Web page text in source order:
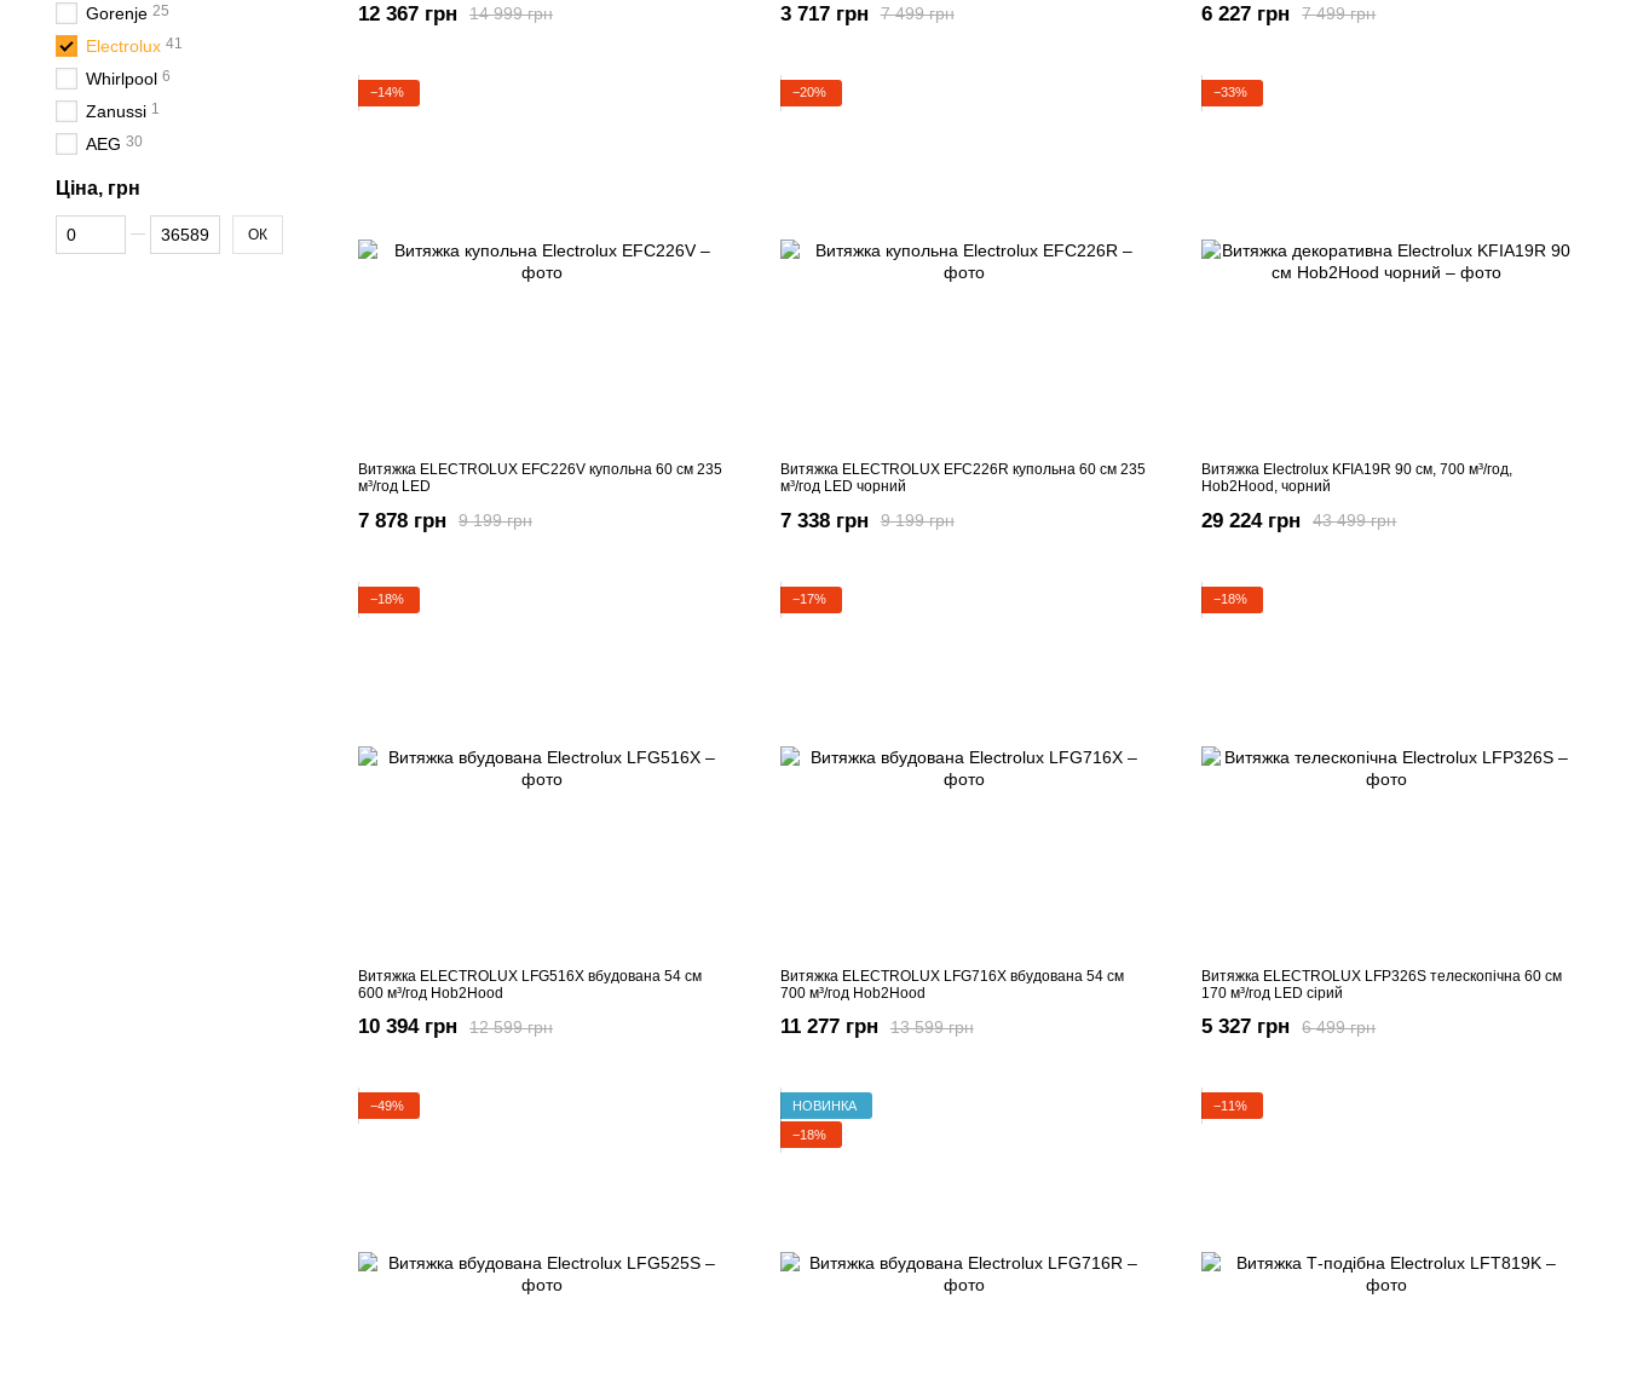
14 999 грн
12 367 грн 7 499 грн
3 717 грн 7 499 грн
6 227 грн
−14%
Витяжка ELECTROLUX EFC226V купольна 60 см 235
м³/год LED
9 199 грн
7 878 грн
−20%
Витяжка ELECTROLUX EFC226R купольна 60 см 235
м³/год LED чорний
9 199 грн
7 338 грн
−33%
Витяжка Electrolux KFIA19R 90 см, 700 м³/год,
Hob2Hood, чорний
43 499 грн
29 224 грн
−18%
Витяжка ELECTROLUX LFG516X вбудована 54 см
600 м³/год Hob2Hood
12 599 грн
10 394 грн
−17%
Витяжка ELECTROLUX LFG716X вбудована 54 см
700 м³/год Hob2Hood
13 599 грн
11 277 грн
−18%
Витяжка ELECTROLUX LFP326S телескопічна 60 см
170 м³/год LED сірий
6 499 грн
5 327 грн
−49%
НОВИНКА
−18%
−11%
Gorenje 25
Electrolux 41
Whirlpool 6
Zanussi 1
AEG 30
Ціна, грн
Від Ціна, грн
До Ціна, грн ОК